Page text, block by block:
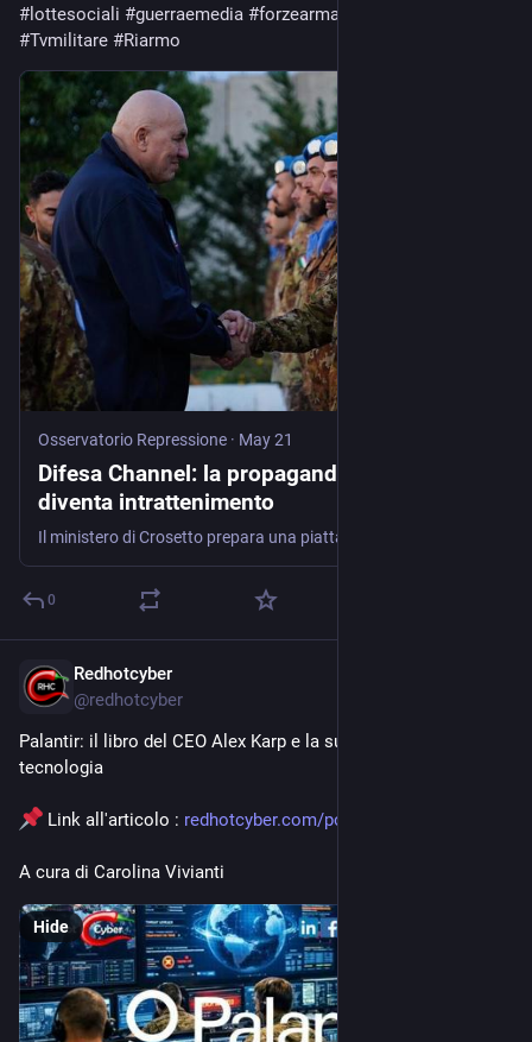
# lottesociali #guerraemedia #forzearmate
#Tvmilitare #Riarmo
Osservatorio Repressione · May 21
Difesa Channel: la propaganda di guerra
diventa intrattenimento
0
Redhotcyber
@redhotcyber
Palantir: il libro del CEO Alex Karp e la sua visione per la
tecnologia
Link all'articolo : redhotcyber.com/post/palantir-
A cura di Carolina Vivianti
Hide